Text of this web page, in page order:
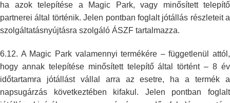
ha azok telepítése a Magic Park, vagy minősített telepítő
partnerei által történik. Jelen pontban foglalt jótállás részleteit a
szolgáltatásnyújtásra szolgáló ÁSZF tartalmazza.
6.12. A Magic Park valamennyi termékére – függetlenül attól,
hogy annaktelepítése minősített telepítő által történt – 8 év
időtartamra jótállástvállal arra az esetre, ha a termék a
napsugárzás következtében kifakul. Jelen pontban foglalt